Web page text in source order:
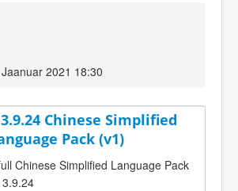
2021 18:30
Chinese Simplified
Pack (v1)
Chinese Simplified Language Pack